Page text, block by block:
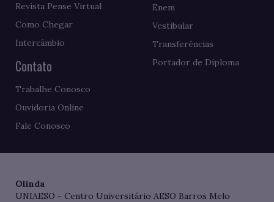
Revista Pense Virtual
Como Chegar
Intercâmbio
Contato
Trabalhe Conosco
Ouvidoria Online
Fale Conosco
Enem
Vestibular
Transferências
Portador de Diploma
Olinda
UNIAESO - Centro Universitário AESO Barros Melo